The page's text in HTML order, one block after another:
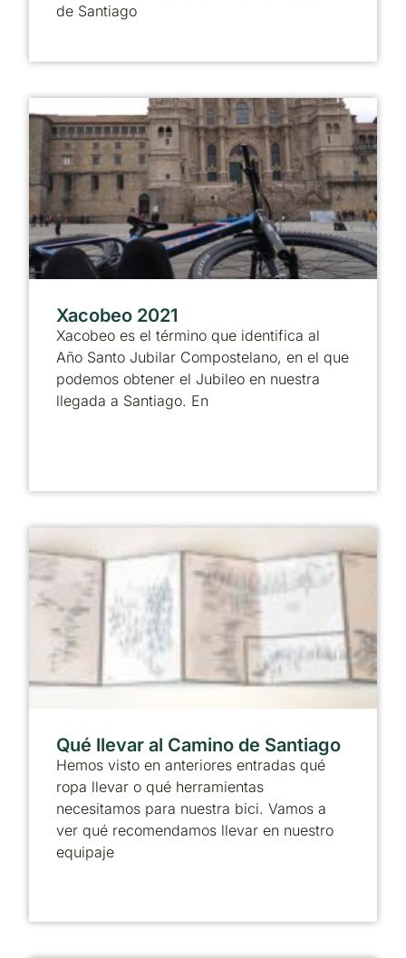
de Santiago
Xacobeo 2021
Xacobeo es el término que identifica al
Año Santo Jubilar Compostelano, en el que
podemos obtener el Jubileo en nuestra
llegada a Santiago. En
Qué llevar al Camino de Santiago
Hemos visto en anteriores entradas qué
ropa llevar o qué herramientas
necesitamos para nuestra bici. Vamos a
ver qué recomendamos llevar en nuestro
equipaje